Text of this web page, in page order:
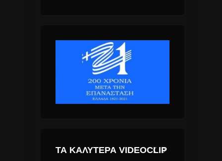
ΤΑ ΚΑΛΎΤΕΡΑ VIDEOCLIP